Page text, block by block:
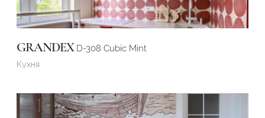
GRANDEX D-308 Cubic Mint
Кухня
ОТПРАВИТЬ